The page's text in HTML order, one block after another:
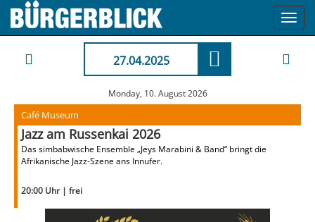
27.04.2025
Monday, 10. August 2026
Café Museum
Jazz am Russenkai 2026
Das simbabwische Ensemble „Jeys Marabini & Band“ bringt die
Afrikanische Jazz-Szene ans Innufer.
20:00 Uhr | frei